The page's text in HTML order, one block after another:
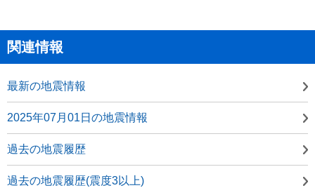
関連情報
最新の地震情報
2025年07月01日の地震情報
過去の地震履歴
過去の地震履歴(震度3以上)